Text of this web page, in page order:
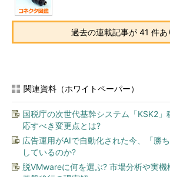
USB 3.x Standard-A（スタンダードA）のコネクタ
過去の連載記事が 41 件あ
関連資料（ホワイトペーパー）
国税庁の次世代基幹システム「KSK2
応すべき変更点とは?
広告運用がAIで自動化された今、「勝
しているのか?
脱VMwareに何を選ぶ? 市場分析や実